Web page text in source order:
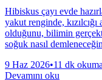
Hibiskus çayı evde
yakut renginde,
olduğunu, bilimin
soğuk nasıl
9 Haz 2026•11 dk okuma
Devamını oku